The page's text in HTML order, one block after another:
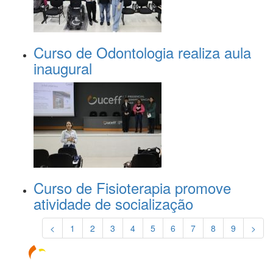
Curso de Odontologia realiza aula
inaugural
Curso de Fisioterapia promove
atividade de socialização
< 1 2 3 4 5 6 7 8 9 >